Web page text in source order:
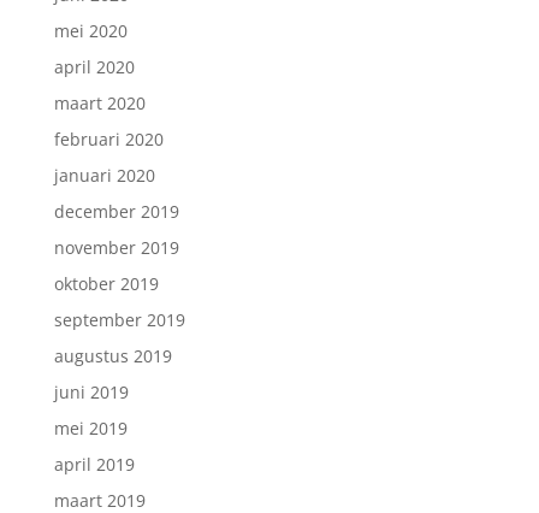
mei 2020
april 2020
maart 2020
februari 2020
januari 2020
december 2019
november 2019
oktober 2019
september 2019
augustus 2019
juni 2019
mei 2019
april 2019
maart 2019